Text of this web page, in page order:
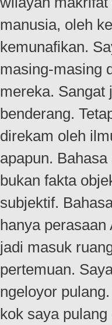
manusia, oleh
kemunafikan.
masing-masing
mereka. Sangat
benderang.
direkam oleh
apapun.
bukan fakta
subjektif.
hanya
jadi masuk
pertemuan.
ngeloyor
kok saya